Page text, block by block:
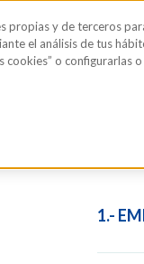
Sérum de pestañas y
1.-
propias y de terceros
el análisis de tus
cookies” o configurarlas